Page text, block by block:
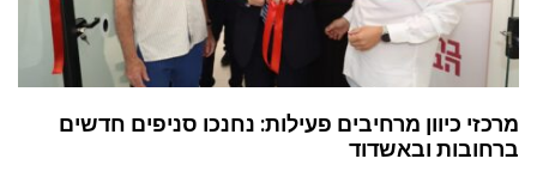
מרכזי כיוון מרחיבים פעילות: נחנכו סניפים חדשים
ברחובות ובאשדוד